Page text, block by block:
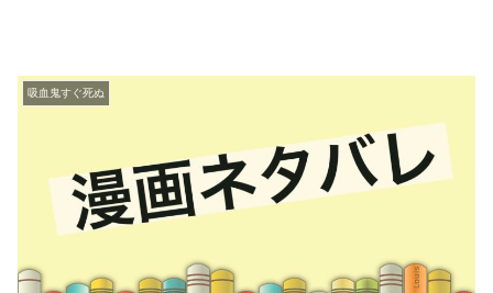
吸血鬼すぐ死ぬ